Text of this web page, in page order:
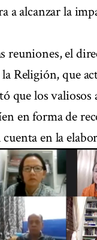
a alcanzar la
reuniones, el
Religión, que
los valiosos
en forma de
en la